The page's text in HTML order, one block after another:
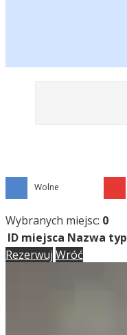
Wolne
Wybranych miejsc: 0
ID miejsca Nazwa typ
Rezerwuj Wróć